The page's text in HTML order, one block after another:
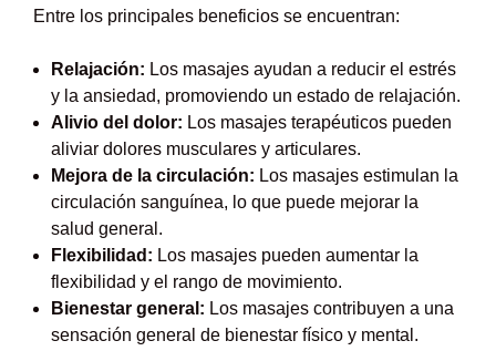
Entre los principales beneficios se encuentran:
Relajación: Los masajes ayudan a reducir el estrés
y la ansiedad, promoviendo un estado de relajación.
Alivio del dolor: Los masajes terapéuticos pueden
aliviar dolores musculares y articulares.
Mejora de la circulación: Los masajes estimulan la
circulación sanguínea, lo que puede mejorar la
salud general.
Flexibilidad: Los masajes pueden aumentar la
flexibilidad y el rango de movimiento.
Bienestar general: Los masajes contribuyen a una
sensación general de bienestar físico y mental.